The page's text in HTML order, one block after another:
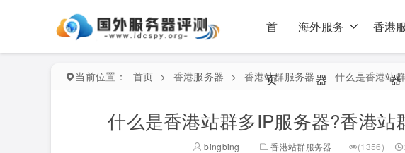
首
页
海外服务
器
香港
器
当前位置： 首页 > 香港服务器 > 香港站群服务器 > 什么是香港站
什么是香港站群多IP服务器?香港站
bingbing 香港站群服务器 (1356)